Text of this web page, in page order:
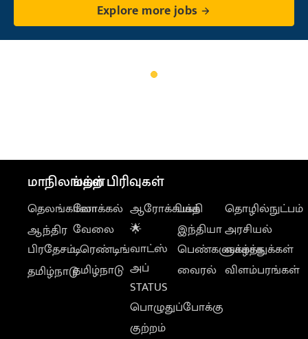
Explore more jobs
மாநிலங்கள்
தெலங்கானா
ஆந்திர
பிரதேசம்
தமிழ்நாடு
மற்ற பிரிவுகள்
லோக்கல்
வேலை
டிரெண்டிங்
தமிழ்நாடு
ஆரோக்கியம்
🌟
வாட்ஸ்
அப்
STATUS
பொழுதுப்போக்கு
குற்றம்
பக்தி
இந்தியா
பெண்களுக்காக
வைரல்
தொழில்நுட்பம்
அரசியல்
வாழ்த்துக்கள்
விளம்பரங்கள்